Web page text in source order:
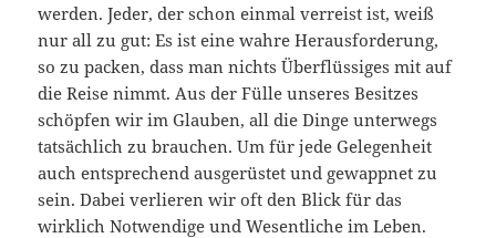
werden. Jeder, der schon einmal verreist ist, weiß
nur all zu gut: Es ist eine wahre Herausforderung,
so zu packen, dass man nichts Überflüssiges mit auf
die Reise nimmt. Aus der Fülle unseres Besitzes
schöpfen wir im Glauben, all die Dinge unterwegs
tatsächlich zu brauchen. Um für jede Gelegenheit
auch entsprechend ausgerüstet und gewappnet zu
sein. Dabei verlieren wir oft den Blick für das
wirklich Notwendige und Wesentliche im Leben.